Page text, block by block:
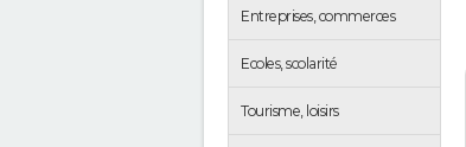
Entreprises, commerces
Ecoles, scolarité
Tourisme, loisirs